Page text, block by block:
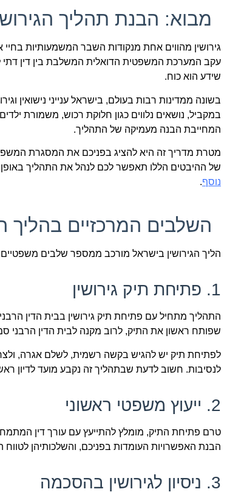
מבוא: הבנת תהליך
גירושין מהווים אחת מנקודות השבר המשמעותיות
עקב המערכת המשפטית הדואלית המשלבת בין דין דתי
שידע הוא כוח.
בשונה ממדינות רבות בעולם, בישראל ענייני נישואין
במקביל, נושאים נלווים כגון חלוקת רכוש, משמורת
המחייבת הבנה מעמיקה של התהליך.
מטרת מדריך זה היא להציג בפניכם את המסגרת
של ההיבטים הללו תאפשר לכם לנהל את התהליך באופן
נוסף.
השלבים המרכזיים בהליך
הליך הגירושין בישראל מורכב ממספר שלבים
1. פתיחת תיק גירושין
התהליך מתחיל עם פתיחת תיק גירושין בבית הדין
שפותח ראשון את התיק, לרוב מקנה לבית הדין הרבני
לפתיחת תיק יש להגיש בקשה רשמית, לשלם אגרה,
לנסיבות. חשוב לדעת שבתהליך זה נקבע מועד לדיון
2. ייעוץ משפטי ראשוני
טרם פתיחת התיק, מומלץ להתייעץ עם עורך דין
הבנת האפשרויות העומדות בפניכם, והשלכותיהן לטווח
3. ניסיון לגירושין בהסכמה